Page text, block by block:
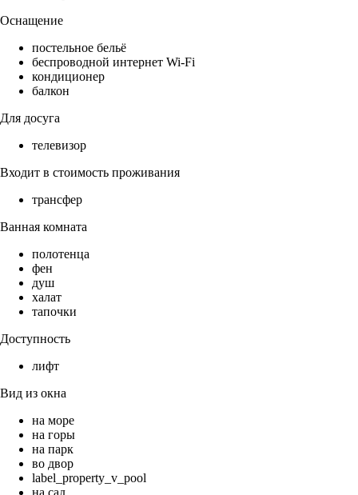
Оснащение
постельное бельё
беспроводной интернет Wi-Fi
кондиционер
балкон
Для досуга
телевизор
Входит в стоимость проживания
трансфер
Ванная комната
полотенца
фен
душ
халат
тапочки
Доступность
лифт
Вид из окна
на море
на горы
на парк
во двор
label_property_v_pool
на сад